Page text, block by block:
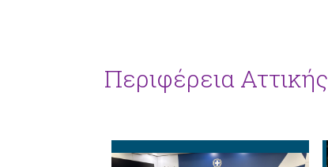
Περιφέρεια Αττικής